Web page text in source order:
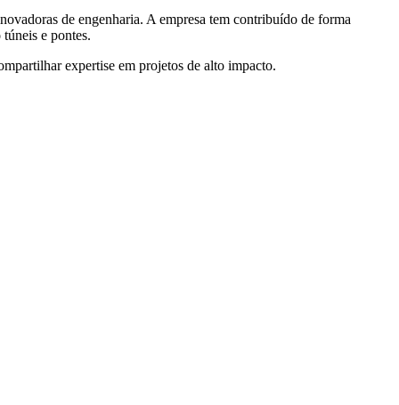
de engenharia. A empresa tem contribuído de forma
e pontes.
expertise em projetos de alto impacto.